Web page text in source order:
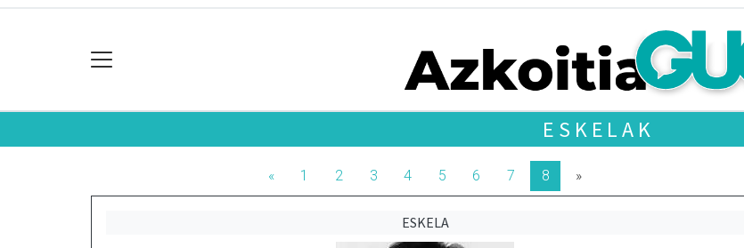
ESKELAK
« 1 2 3 4 5 6 7 8 »
ESKELA